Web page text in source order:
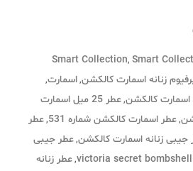
Smart Collection, Smart
زنانه اسمارت کالکشن,اسمارت,
کالکشن,
عطر 25 میل اسمارت
,عطر اسمارت کالکشن شماره 531 ,عطر
جیبی زنانه اسمارت کالکشن,عطر جیبی
,عطر زنانه